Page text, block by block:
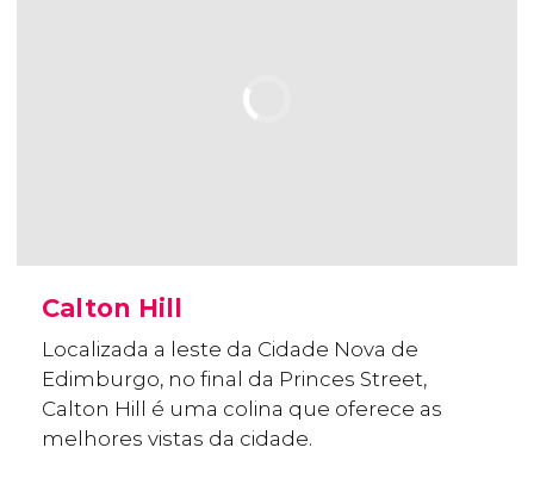
Calton Hill
Localizada a leste da Cidade Nova de
Edimburgo, no final da Princes Street,
Calton Hill é uma colina que oferece as
melhores vistas da cidade.